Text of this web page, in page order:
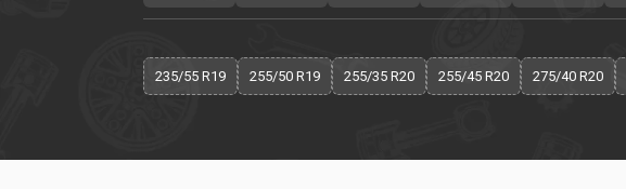
235/55 R19 255/50 R19 255/35 R20 255/45 R20 275/40 R20